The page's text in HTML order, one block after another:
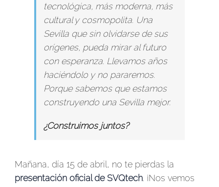
tecnológica, más moderna, más
cultural y cosmopolita. Una
Sevilla que sin olvidarse de sus
orígenes, pueda mirar al futuro
con esperanza. Llevamos años
haciéndolo y no pararemos.
Porque sabemos que estamos
construyendo una Sevilla mejor.
¿Construimos juntos?
Mañana, día 15 de abril, no te pierdas la
presentación oficial de SVQtech. ¡Nos vemos